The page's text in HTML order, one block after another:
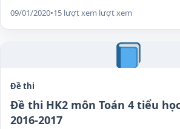
09/01/2020•15 lượt xem lượt xem
Đề thi
Đề thi HK2 môn Toán 4 tiểu
2016-2017